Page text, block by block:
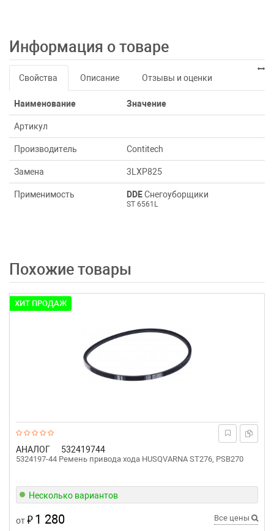
Информация о товаре
Свойства Описание Отзывы и оценки
Наименование Значение
Артикул
Производитель Contitech
Замена 3LXP825
Применимость DDEСнегоуборщики
ST 6561L
Похожие товары
АНАЛОГ 532419744
5324197-44 Ремень привода хода HUSQVARNA ST276, PSB270
ХИТ ПРОДАЖ
Несколько вариантов
от₽1 280 Все цены